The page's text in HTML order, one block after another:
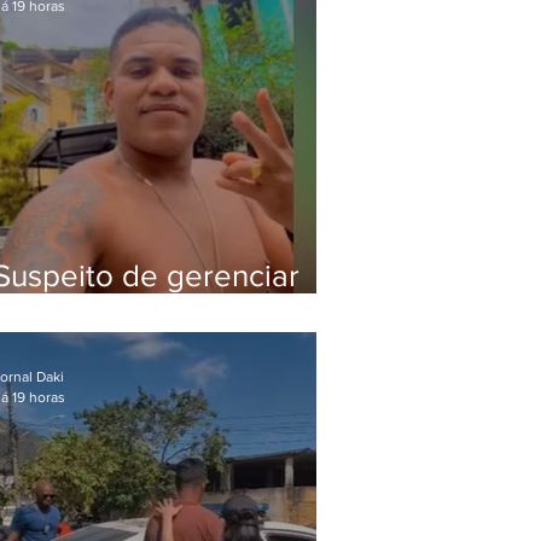
de gerenciar
meses foragido
19 horas
Daki
19 horas